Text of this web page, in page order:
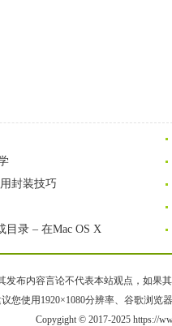
封装技巧
目录 – 在Mac OS X
发布内容言论不代表本站观点，如果
您使用1920×1080分辨率、谷歌浏览
Copygight © 2017-2025 https://